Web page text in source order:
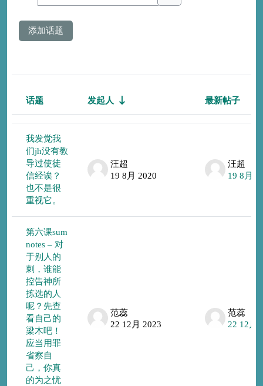
搜索讨论区
添加话题
状态
话题 发起人 最新帖子
我发觉我
们jh没有教
导过使徒
信经诶？
也不是很
重视它。
汪超
19 8月 2020
汪超
19 8月
第六课sum
notes – 对
于别人的
刺，谁能
控告神所
拣选的人
呢？先查
看自己的
梁木吧！
应当用罪
省察自
己，你真
的为之忧
范蕊
22 12月 2023
范蕊
22 12月